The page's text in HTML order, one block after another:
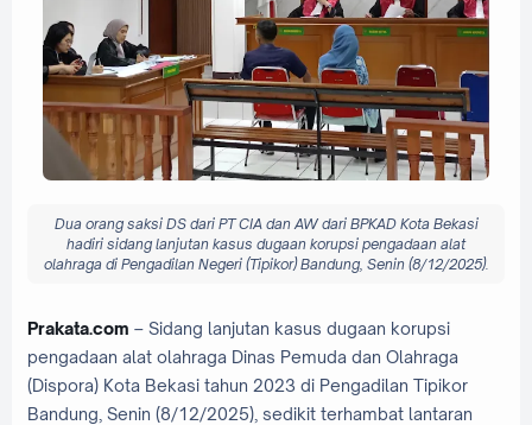
Dua orang saksi DS dari PT CIA dan AW dari BPKAD Kota Bekasi
hadiri sidang lanjutan kasus dugaan korupsi pengadaan alat
olahraga di Pengadilan Negeri (Tipikor) Bandung, Senin (8/12/2025).
Prakata.com – Sidang lanjutan kasus dugaan korupsi
pengadaan alat olahraga Dinas Pemuda dan Olahraga
(Dispora) Kota Bekasi tahun 2023 di Pengadilan Tipikor
Bandung, Senin (8/12/2025), sedikit terhambat lantaran